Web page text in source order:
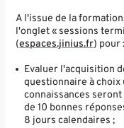
A l'issue de la
l'onglet « sessions
(espaces.jinius.fr) pour :
Evaluer l'acquisition
questionnaire à choix
connaissances
de 10 bonnes
8 jours calendaires ;